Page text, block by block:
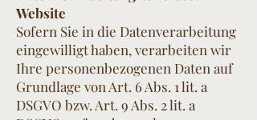
Website
Sofern Sie in die Datenverarbeitung
eingewilligt haben, verarbeiten wir
Ihre personenbezogenen Daten auf
Grundlage von Art. 6 Abs. 1 lit. a
DSGVO bzw. Art. 9 Abs. 2 lit. a